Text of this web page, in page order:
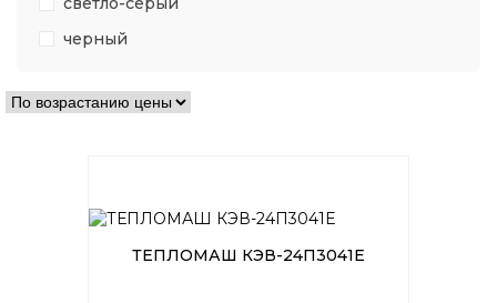
черный
ТЕПЛОМАШ КЭВ-24П3041Е